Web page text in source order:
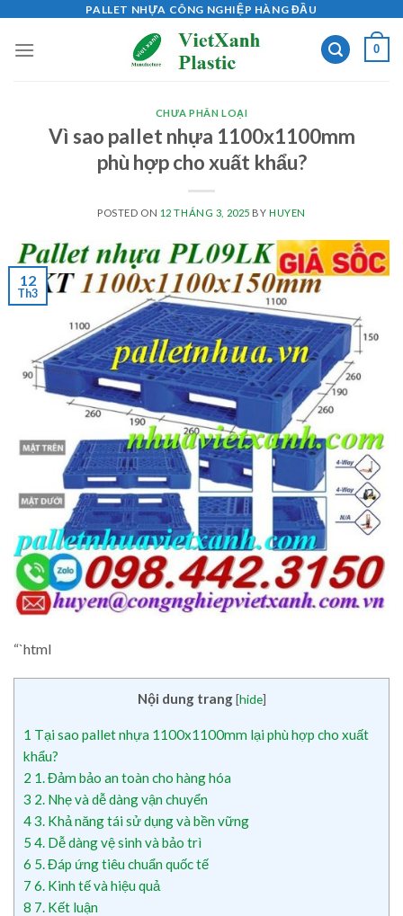
content
PALLET NHỰA CÔNG NGHIỆP HÀNG ĐẦU
0
CHƯA PHÂN LOẠI
Vì sao pallet nhựa 1100x1100mm
phù hợp cho xuất khẩu?
POSTED ON 12 THÁNG 3, 2025 BY HUYEN
12
Th3
“`html
Nội dung trang [hide]
1 Tại sao pallet nhựa 1100x1100mm lại phù hợp cho xuất
khẩu?
2 1. Đảm bảo an toàn cho hàng hóa
3 2. Nhẹ và dễ dàng vận chuyển
43. Khả năng tái sử dụng và bền vững
5 4. Dễ dàng vệ sinh và bảo trì
6 5. Đáp ứng tiêu chuẩn quốc tế
7 6. Kinh tế và hiệu quả
8 7. Kết luận